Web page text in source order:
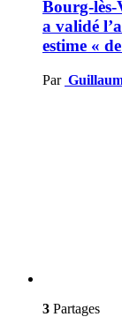
Bourg-lès-
a validé
estime «
Par
3 Partages